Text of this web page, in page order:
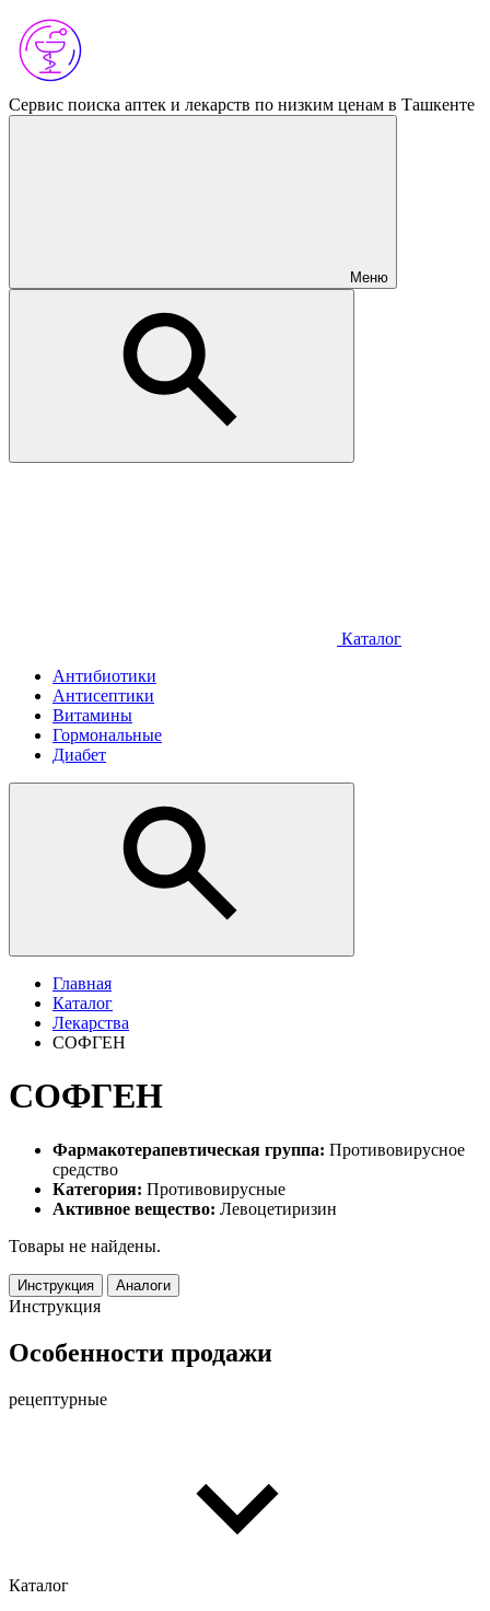
Сервис поиска аптек и лекарств по низким ценам в Ташкенте
Меню
Каталог
Антибиотики
Антисептики
Витамины
Гормональные
Диабет
Главная
Каталог
Лекарства
СОФГЕН
СОФГЕН
Фармакотерапевтическая группа: Противовирусное
средство
Категория: Противовирусные
Активное вещество: Левоцетиризин
Товары не найдены.
Инструкция Аналоги
Инструкция
Особенности продажи
рецептурные
Каталог